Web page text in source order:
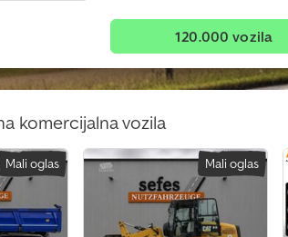
120.000 vozila
komercijalna vozila
Mali oglas Mali oglas